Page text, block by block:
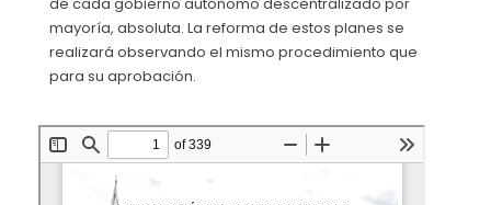
mayoría, absoluta. La reforma de estos planes se
realizará observando el mismo procedimiento que
para su aprobación.